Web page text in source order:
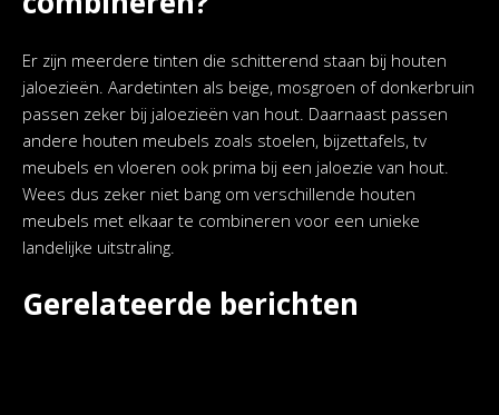
Er zijn meerdere tinten die schitterend staan bij houten
jaloezieën. Aardetinten als beige, mosgroen of donkerbruin
passen zeker bij jaloezieën van hout. Daarnaast passen
andere houten meubels zoals stoelen, bijzettafels, tv
meubels en vloeren ook prima bij een jaloezie van hout.
Wees dus zeker niet bang om verschillende houten
meubels met elkaar te combineren voor een unieke
landelijke uitstraling.
Gerelateerde berichten